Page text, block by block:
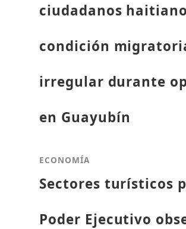
ciudadanos
condición
irregular durante
en Guayubín
ECONOMÍA
Sectores turísticos
Poder Ejecutivo